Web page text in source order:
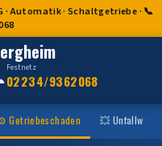
· Automatik · Schaltgetriebe · 📞
Festnetz
02234/9362068
Getriebeschaden 💥